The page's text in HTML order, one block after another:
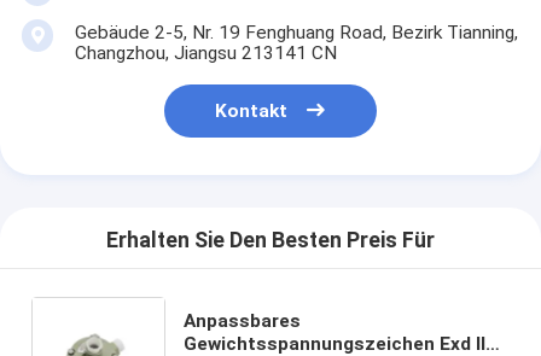
Gebäude 2-5, Nr. 19 Fenghuang Road, Bezirk Tianning,
Changzhou, Jiangsu 213141 CN
Kontakt
Erhalten Sie Den Besten Preis Für
Anpassbares
Gewichtsspannungszeichen Exd II